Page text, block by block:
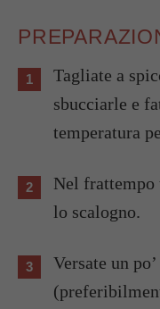
Tagliate a
sbucciarle e
temperatura
Nel frattempo
lo scalogno.
Versate un